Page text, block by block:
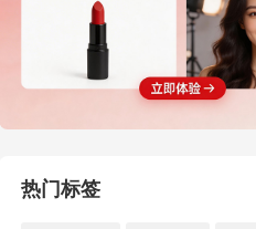
热门标签